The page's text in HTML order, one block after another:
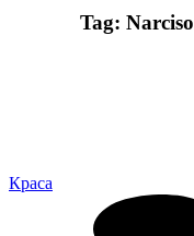
Tag:
Краса